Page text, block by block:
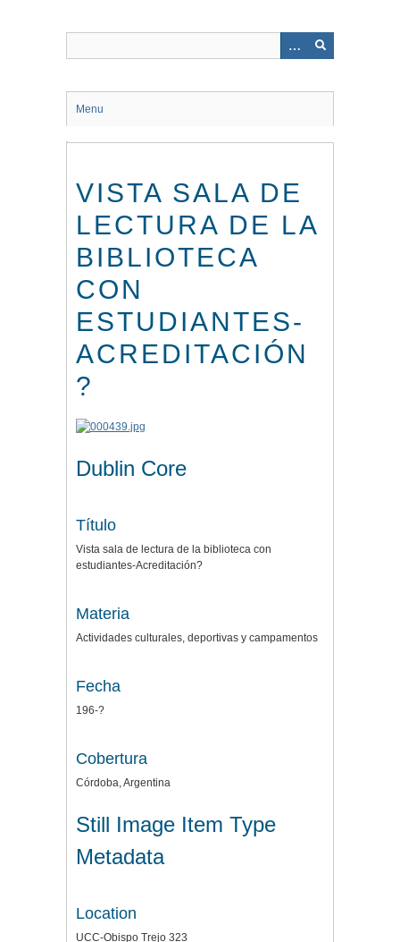
Menu
VISTA SALA DE
LECTURA DE LA
BIBLIOTECA
CON
ESTUDIANTES-
ACREDITACIÓN
?
Dublin Core
Título
Vista sala de lectura de la biblioteca con
estudiantes-Acreditación?
Materia
Actividades culturales, deportivas y campamentos
Fecha
196-?
Cobertura
Córdoba, Argentina
Still Image Item Type
Metadata
Location
UCC-Obispo Trejo 323